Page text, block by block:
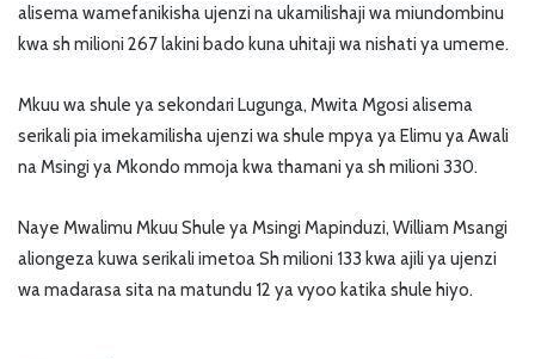
alisema wamefanikisha ujenzi na ukamilishaji wa miundombinu
kwa sh milioni 267 lakini bado kuna uhitaji wa nishati ya umeme.
Mkuu wa shule ya sekondari Lugunga, Mwita Mgosi alisema
serikali pia imekamilisha ujenzi wa shule mpya ya Elimu ya Awali
na Msingi ya Mkondo mmoja kwa thamani ya sh milioni 330.
Naye Mwalimu Mkuu Shule ya Msingi Mapinduzi, William Msangi
aliongeza kuwa serikali imetoa Sh milioni 133 kwa ajili ya ujenzi
wa madarasa sita na matundu 12 ya vyoo katika shule hiyo.